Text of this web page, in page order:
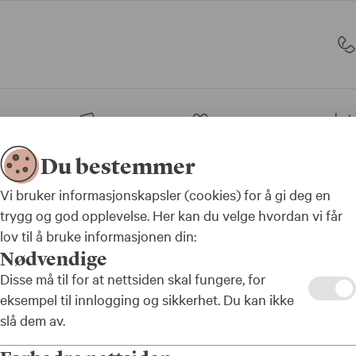
Bank Forsikring
Skatt og pensjon
Du bestemmer
Vi bruker informasjonskapsler (cookies) for å gi deg en
trygg og god opplevelse. Her kan du velge hvordan vi får
lov til å bruke informasjonen din:
Nødvendige
Disse må til for at nettsiden skal fungere, for
eksempel til innlogging og sikkerhet. Du kan ikke
slå dem av.